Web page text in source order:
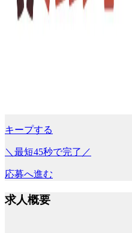
キープする
＼最短45秒で完了／
応募へ進む
求人概要